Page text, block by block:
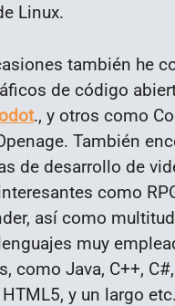
Linux.
también he
de código
., y otros como
También
de desarrollo de
como
así como
muy
como Java, C++,
y un largo etc.